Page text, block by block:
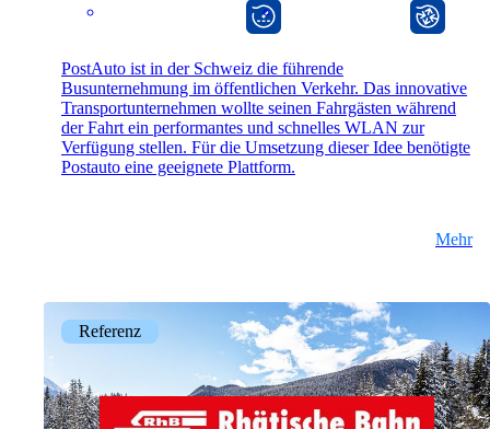
EN
PostAuto ist in der Schweiz die führende
Busunternehmung im öffentlichen Verkehr. Das innovative
Transportunternehmen wollte seinen Fahrgästen während
der Fahrt ein performantes und schnelles WLAN zur
Verfügung stellen. Für die Umsetzung dieser Idee benötigte
Postauto eine geeignete Plattform.
Mehr
Referenz